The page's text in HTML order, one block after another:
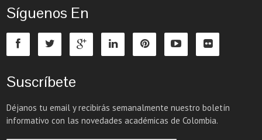
Síguenos En
Suscríbete
Déjanos tu email y recibirás semanalmente nuestro boletín
informativo con las novedades académicas de Colombia.